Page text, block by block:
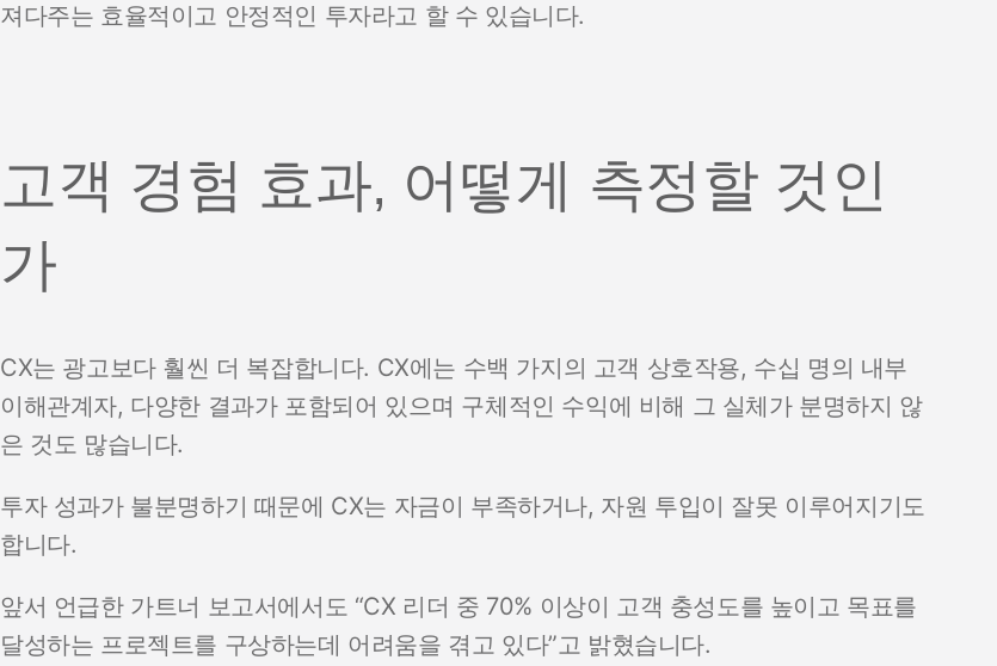
져다주는 효율적이고 안정적인 투자라고 할 수 있습니다.
고객 경험 효과, 어떻게 측정할 것인
가
CX는 광고보다 훨씬 더 복잡합니다. CX에는 수백 가지의 고객 상호작용, 수십 명의 내부
이해관계자, 다양한 결과가 포함되어 있으며 구체적인 수익에 비해 그 실체가 분명하지 않
은 것도 많습니다.
투자 성과가 불분명하기 때문에 CX는 자금이 부족하거나, 자원 투입이 잘못 이루어지기도
합니다.
앞서 언급한 가트너 보고서에서도 “CX 리더 중 70% 이상이 고객 충성도를 높이고 목표를
달성하는 프로젝트를 구상하는데 어려움을 겪고 있다”고 밝혔습니다.